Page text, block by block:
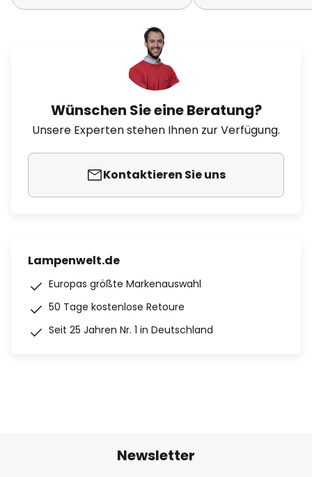
Wünschen Sie eine Beratung?
Unsere Experten stehen Ihnen zur Verfügung.
Kontaktieren Sie uns
Lampenwelt.de
Europas größte Markenauswahl
50 Tage kostenlose Retoure
Seit 25 Jahren Nr. 1 in Deutschland
Newsletter